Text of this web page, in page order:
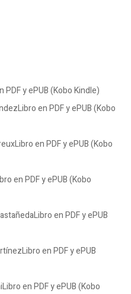
y ePUB (Kobo Kindle)
en PDF y ePUB (Kobo
en PDF y ePUB (Kobo
en PDF y ePUB (Kobo
en PDF y ePUB
en PDF y ePUB
en PDF y ePUB (Kobo